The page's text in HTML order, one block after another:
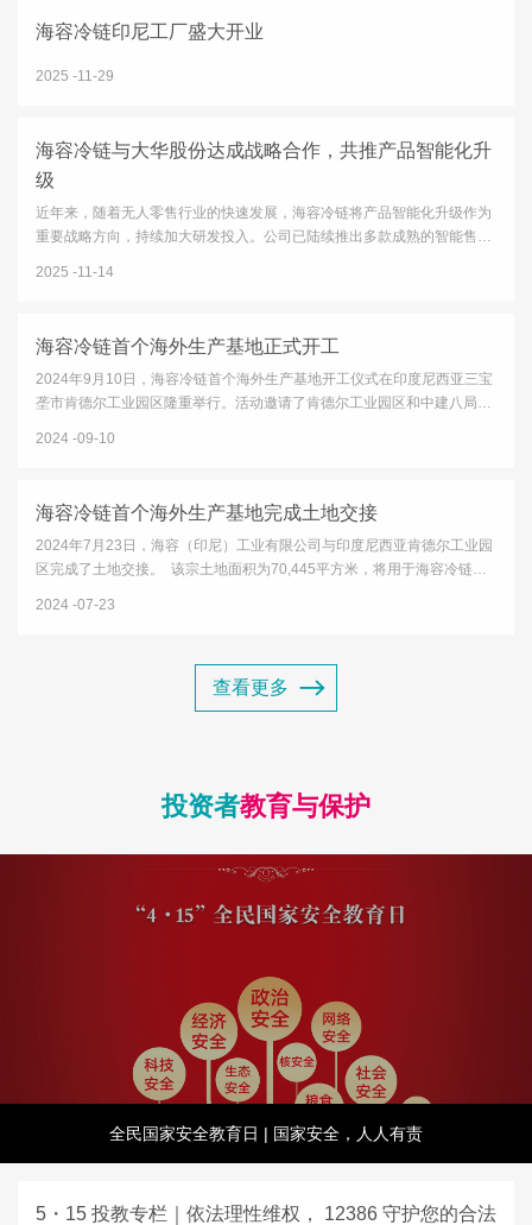
海容冷链印尼工厂盛大开业
2025 11-29
海容冷链与大华股份达成战略合作，共推产品智能化升
级
近年来，随着无人零售行业的快速发展，海容冷链将产品智能化升级作为
重要战略方向，持续加大研发投入。公司已陆续推出多款成熟的智能售货
2025 11-14
海容冷链首个海外生产基地正式开工
2024年9月10日，海容冷链首个海外生产基地开工仪式在印度尼西亚三宝
垄市肯德尔工业园区隆重举行。活动邀请了肯德尔工业园区和中建八局的
2024 09-10
海容冷链首个海外生产基地完成土地交接
2024年7月23日，海容（印尼）工业有限公司与印度尼西亚肯德尔工业园
区完成了土地交接。 该宗土地面积为70,445平方米，将用于海容冷链首
2024 07-23
查看更多
投资者教育与保护
全民国家安全教育日 | 国家安全，人人有责
5・15 投教专栏｜依法理性维权， 12386 守护您的合法